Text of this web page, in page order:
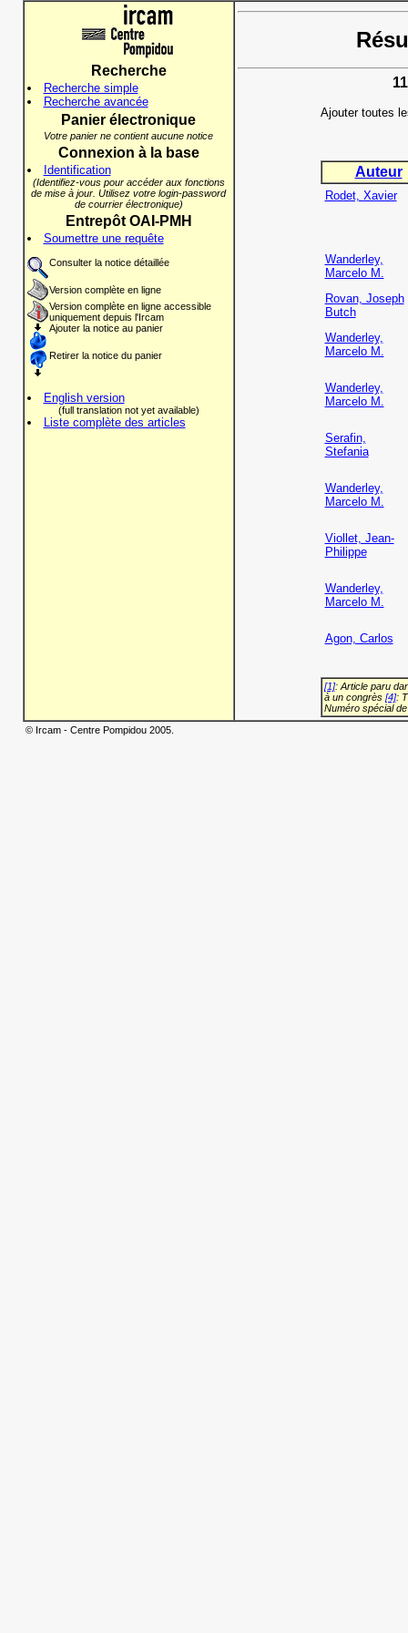
Recherche
Recherche simple
Recherche avancée
Panier électronique
Votre panier ne contient aucune notice
Connexion à la base
Identification
(Identifiez-vous pour accéder aux fonctions
de mise à jour. Utilisez votre login-password
de courrier électronique)
Entrepôt OAI-PMH
Soumettre une requête
Consulter la notice détaillée
Version complète en ligne
Version complète en ligne accessible
uniquement depuis l'Ircam
Ajouter la notice au panier
Retirer la notice du panier
English version
(full translation not yet available)
Liste complète des articles
Ajouter toutes
Auteur
Rodet, Xavier
Wanderley,
Marcelo M.
Rovan, Joseph
Butch
Wanderley,
Marcelo M.
Wanderley,
Marcelo M.
Serafin,
Stefania
Wanderley,
Marcelo M.
Viollet, Jean-
Philippe
Wanderley,
Marcelo M.
Agon, Carlos
[1]: Article paru
à un congrès [4]:
Numéro spécial
© Ircam - Centre Pompidou 2005.